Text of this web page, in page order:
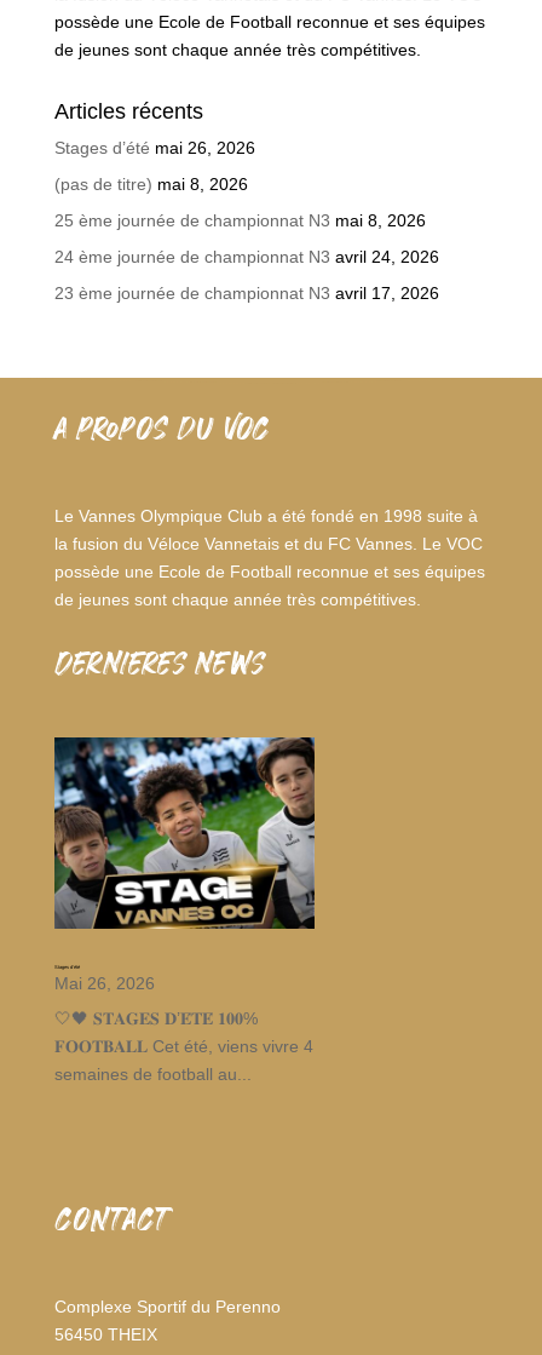
possède une Ecole de Football reconnue et ses équipes
de jeunes sont chaque année très compétitives.
Articles récents
Stages d’été mai 26, 2026
(pas de titre) mai 8, 2026
25 ème journée de championnat N3 mai 8, 2026
24 ème journée de championnat N3 avril 24, 2026
23 ème journée de championnat N3 avril 17, 2026
A PROPOS DU VOC
Le Vannes Olympique Club a été fondé en 1998 suite à
la fusion du Véloce Vannetais et du FC Vannes. Le VOC
possède une Ecole de Football reconnue et ses équipes
de jeunes sont chaque année très compétitives.
dernieres news
Stages d’été
Mai 26, 2026
🤍🖤 𝐒𝐓𝐀𝐆𝐄𝐒 𝐃’𝐄́𝐓𝐄́ 𝟏𝟎𝟎%
𝐅𝐎𝐎𝐓𝐁𝐀𝐋𝐋 Cet été, viens vivre 4
semaines de football au...
CONTACT
Complexe Sportif du Perenno
56450 THEIX